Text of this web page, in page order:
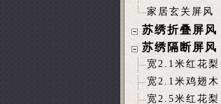
家居玄关屏风
苏绣折叠屏风
苏绣隔断屏风
宽2.1米红花梨
宽2.1米鸡翅木
宽2.5米红花梨